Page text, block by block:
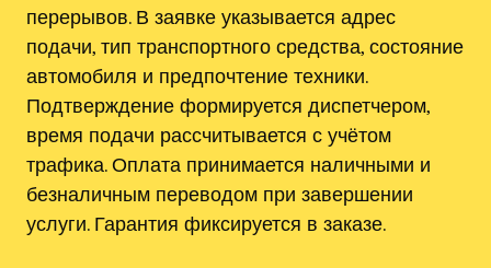
перерывов. В заявке указывается адрес
подачи, тип транспортного средства, состояние
автомобиля и предпочтение техники.
Подтверждение формируется диспетчером,
время подачи рассчитывается с учётом
трафика. Оплата принимается наличными и
безналичным переводом при завершении
услуги. Гарантия фиксируется в заказе.